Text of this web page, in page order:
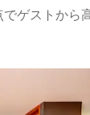
ゲストか